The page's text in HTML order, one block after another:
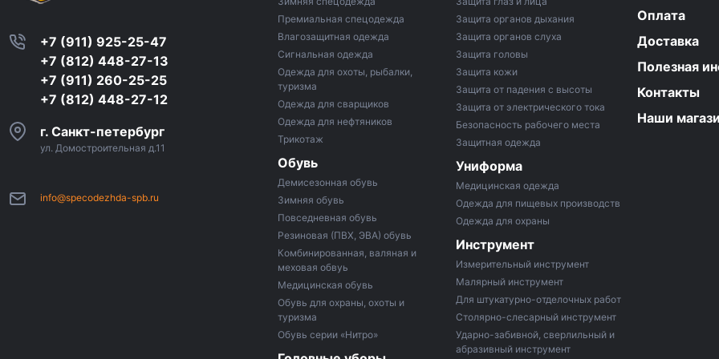
+7 (911) 925-25-47
+7 (812) 448-27-13
+7 (911) 260-25-25
+7 (812) 448-27-12
г. Санкт-петербург
ул. Домостроительная д.11
info@specodezhda-spb.ru
Премиальная спецодежда
Влагозащитная одежда
Сигнальная одежда
Одежда для охоты, рыбалки,
туризма
Одежда для сварщиков
Одежда для нефтяников
Трикотаж
Обувь
Демисезонная обувь
Зимняя обувь
Повседневная обувь
Резиновая (ПВХ, ЭВА) обувь
Комбинированная, валяная и
меховая обвуь
Медицинская обувь
Обувь для охраны, охоты и
туризма
Обувь серии «Нитро»
Защита органов дыхания
Защита органов слуха
Защита головы
Защита кожи
Защита от падения с высоты
Защита от электрического тока
Безопасность рабочего места
Защитная одежда
Униформа
Медицинская одежда
Одежда для пищевых производств
Одежда для охраны
Инструмент
Измерительный инструмент
Малярный инструмент
Для штукатурно-отделочных работ
Столярно-слесарный инструмент
Ударно-забивной, сверлильный и
абразивный инструмент
Оплата
Доставка
Полезная
Контакты
Наши